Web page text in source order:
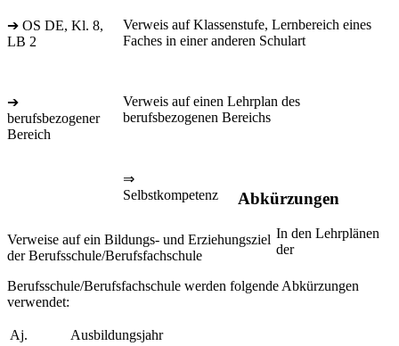
➔ OS DE, Kl. 8,
LB 2
Verweis auf Klassenstufe, Lernbereich eines
Faches in einer anderen Schulart
➔
berufsbezogener
Bereich
Verweis auf einen Lehrplan des
berufsbezogenen Bereichs
⇒
Selbstkompetenz
Verweise auf ein Bildungs- und Erziehungsziel
der Berufsschule/Berufsfachschule
Abkürzungen
In den Lehrplänen
der
Berufsschule/Berufsfachschule werden folgende Abkürzungen
verwendet:
Aj.
Ausbildungsjahr